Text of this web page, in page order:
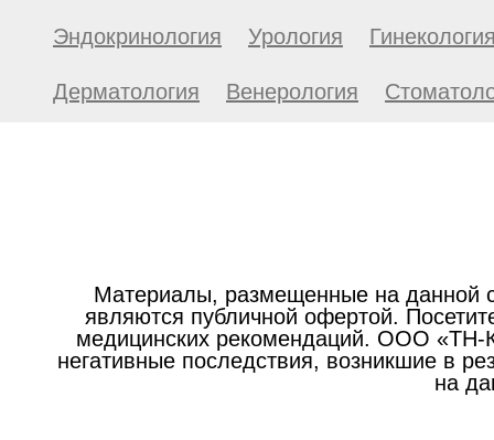
Эндокринология Урология
Дерматология Венерология
Материалы, размещенные на данной
являются публичной офертой.
медицинских рекомендаций. ООО «ТН-
негативные последствия, возникшие в
на